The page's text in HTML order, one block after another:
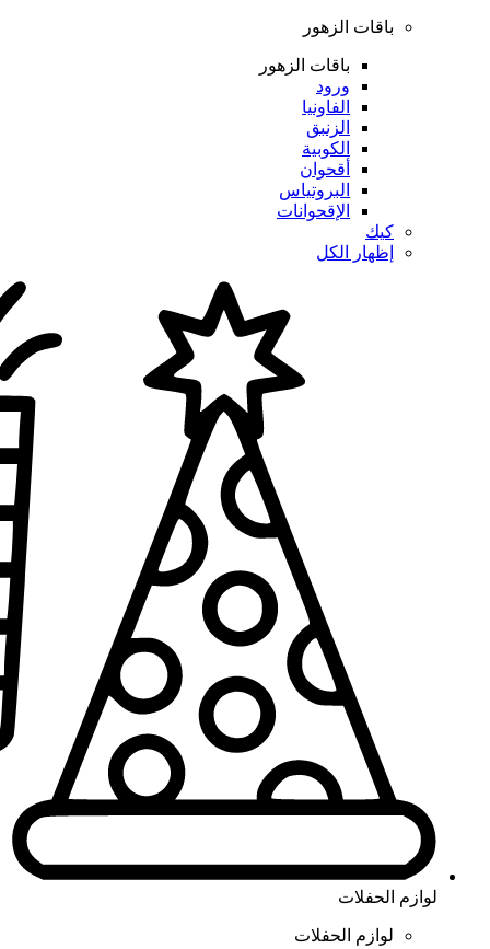
باقات الزهور
باقات الزهور
ورود
الفاونيا
الزنبق
الكوبية
أقحوان
البروتياس
الإقحوانات
كيك
إظهار الكل
لوازم الحفلات
لوازم الحفلات